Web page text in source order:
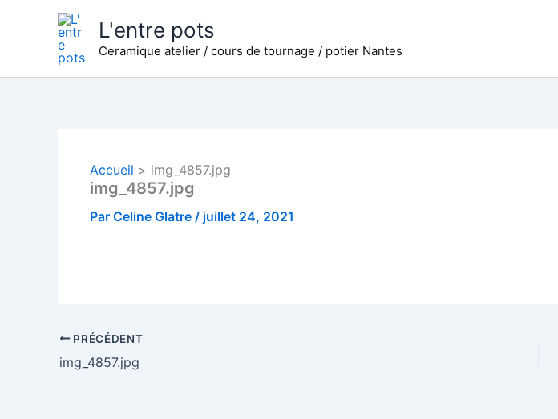
L'entre pots
Ceramique atelier / cours de tournage / potier Nantes
Accueil img_4857.jpg
img_4857.jpg
Par Celine Glatre / juillet 24, 2021
PRÉCÉDENT
img_4857.jpg